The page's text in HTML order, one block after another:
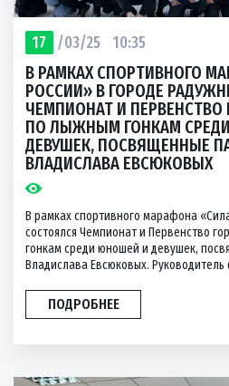
17 /03/25 10:35
В РАМКАХ СПОРТИВНОГО
РОССИИ» В ГОРОДЕ
ЧЕМПИОНАТ И
ПО ЛЫЖНЫМ ГОНКАМ
ДЕВУШЕК, ПОСВЯЩЕННЫЕ
ВЛАДИСЛАВА ЕВСЮКОВЫХ
В рамках спортивного марафона
состоялся Чемпионат и Первенство
гонкам среди юношей и девушек,
Владислава Евсюковых.
ПОДРОБНЕЕ